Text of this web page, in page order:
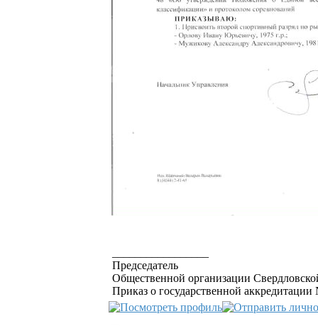
Председатель
Общественной организации
Приказ о государственной